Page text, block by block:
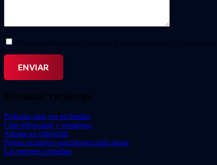
Doy mi consentimiento para el tratamiento de mis datos personales. He leído y acepto la
Entradas recientes
Películas para ver en familia
Cine refrescante y veraniego
Adopta un videoclub
Sorteo exclusivo suscriptores tarifa plana
Las mejores comedias